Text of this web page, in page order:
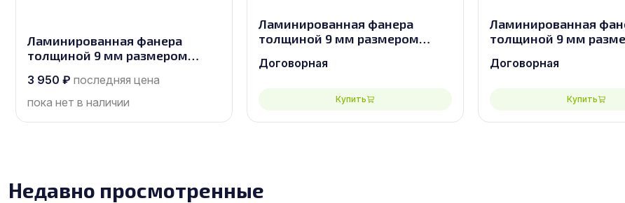
Ламинированная фанера
толщиной 9 мм размером
3 950 ₽ последняя цена
пока нет в наличии
Ламинированная фанера
толщиной 9 мм размером
Договорная
Купить
Ламинированная
толщиной 9 мм
Договорная
Купить
Недавно просмотренные